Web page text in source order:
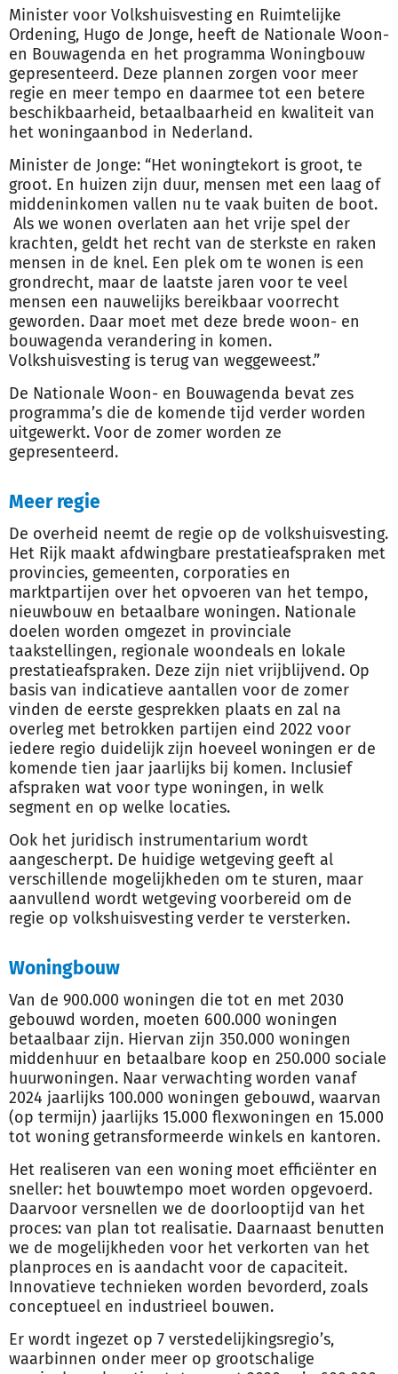
Minister voor Volkshuisvesting en Ruimtelijke
Ordening, Hugo de Jonge, heeft de Nationale Woon-
en Bouwagenda en het programma Woningbouw
gepresenteerd. Deze plannen zorgen voor meer
regie en meer tempo en daarmee tot een betere
beschikbaarheid, betaalbaarheid en kwaliteit van
het woningaanbod in Nederland.
Minister de Jonge: “Het woningtekort is groot, te
groot. En huizen zijn duur, mensen met een laag of
middeninkomen vallen nu te vaak buiten de boot.
Als we wonen overlaten aan het vrije spel der
krachten, geldt het recht van de sterkste en raken
mensen in de knel. Een plek om te wonen is een
grondrecht, maar de laatste jaren voor te veel
mensen een nauwelijks bereikbaar voorrecht
geworden. Daar moet met deze brede woon- en
bouwagenda verandering in komen.
Volkshuisvesting is terug van weggeweest.”
De Nationale Woon- en Bouwagenda bevat zes
programma’s die de komende tijd verder worden
uitgewerkt. Voor de zomer worden ze
gepresenteerd.
Meer regie
De overheid neemt de regie op de volkshuisvesting.
Het Rijk maakt afdwingbare prestatieafspraken met
provincies, gemeenten, corporaties en
marktpartijen over het opvoeren van het tempo,
nieuwbouw en betaalbare woningen. Nationale
doelen worden omgezet in provinciale
taakstellingen, regionale woondeals en lokale
prestatieafspraken. Deze zijn niet vrijblijvend. Op
basis van indicatieve aantallen voor de zomer
vinden de eerste gesprekken plaats en zal na
overleg met betrokken partijen eind 2022 voor
iedere regio duidelijk zijn hoeveel woningen er de
komende tien jaar jaarlijks bij komen. Inclusief
afspraken wat voor type woningen, in welk
segment en op welke locaties.
Ook het juridisch instrumentarium wordt
aangescherpt. De huidige wetgeving geeft al
verschillende mogelijkheden om te sturen, maar
aanvullend wordt wetgeving voorbereid om de
regie op volkshuisvesting verder te versterken.
Woningbouw
Van de 900.000 woningen die tot en met 2030
gebouwd worden, moeten 600.000 woningen
betaalbaar zijn. Hiervan zijn 350.000 woningen
middenhuur en betaalbare koop en 250.000 sociale
huurwoningen. Naar verwachting worden vanaf
2024 jaarlijks 100.000 woningen gebouwd, waarvan
(op termijn) jaarlijks 15.000 flexwoningen en 15.000
tot woning getransformeerde winkels en kantoren.
Het realiseren van een woning moet efficiënter en
sneller: het bouwtempo moet worden opgevoerd.
Daarvoor versnellen we de doorlooptijd van het
proces: van plan tot realisatie. Daarnaast benutten
we de mogelijkheden voor het verkorten van het
planproces en is aandacht voor de capaciteit.
Innovatieve technieken worden bevorderd, zoals
conceptueel en industrieel bouwen.
Er wordt ingezet op 7 verstedelijkingsregio’s,
waarbinnen onder meer op grootschalige